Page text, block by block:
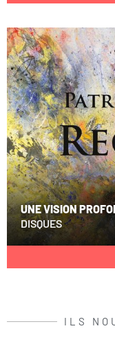
UNE VISION
DISQUES
ILS